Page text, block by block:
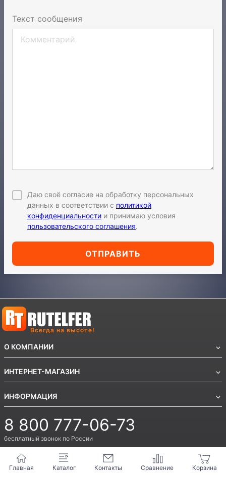
Главная Каталог Контакты
Текст сообщения
Даю своё согласие на обработку персональных
данных в соответствии с политикой
конфиденциальности и принимаю условия
пользовательского соглашения.
ОТПРАВИТЬ
О КОМПАНИИ
ИНТЕРНЕТ-МАГАЗИН
ИНФОРМАЦИЯ
Всегда на высоте!
8 800 777-06-73
бесплатный звонок по России
8 495 159-80-86
8 473 300-39-36